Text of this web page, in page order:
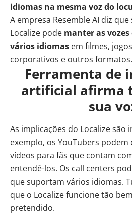
idiomas na mesma voz do
A empresa Resemble AI diz
Localize pode manter as
vários idiomas em filmes, jogos
corporativos e outros formatos.
Ferramenta de
artificial afirma
sua
As implicações do Localize são
exemplo, os YouTubers podem
vídeos para fãs que contam
entendê-los. Os call centers
que suportam vários idiomas.
que o Localize funcione tão
pretendido.